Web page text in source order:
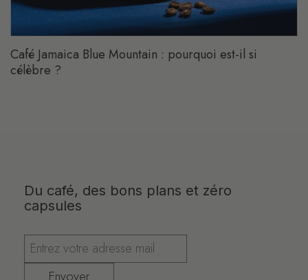
Café Jamaica Blue Mountain : pourquoi est-il si
célèbre ?
Du café, des bons plans et zéro
capsules